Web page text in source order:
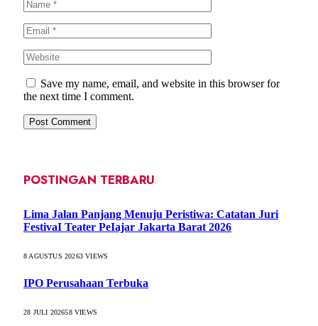
Save my name, email, and website in this browser for
the next time I comment.
POSTINGAN TERBARU
Lima Jalan Panjang Menuju Peristiwa: Catatan Juri
FestivaI Teater PeIajar Jakarta Barat 2026
8 AGUSTUS 20263VIEWS
IPO Perusahaan Terbuka
28 JULI 202658VIEWS